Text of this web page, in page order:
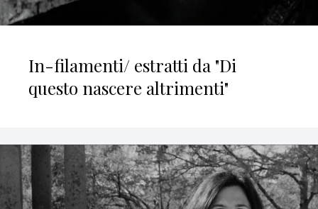
In-filamenti/ estratti da "Di
questo nascere altrimenti"